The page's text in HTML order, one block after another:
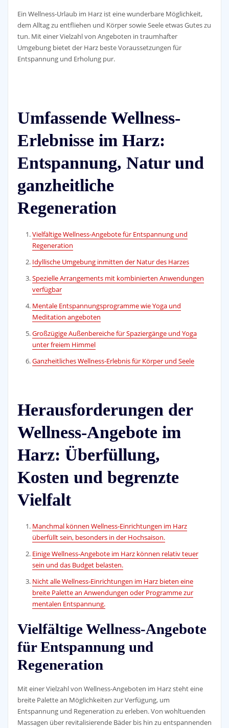
Ein Wellness-Urlaub im Harz ist eine wunderbare Möglichkeit,
dem Alltag zu entfliehen und Körper sowie Seele etwas Gutes zu
tun. Mit einer Vielzahl von Angeboten in traumhafter
Umgebung bietet der Harz beste Voraussetzungen für
Entspannung und Erholung pur.
Umfassende Wellness-
Erlebnisse im Harz:
Entspannung, Natur und
ganzheitliche
Regeneration
Vielfältige Wellness-Angebote für Entspannung und
Regeneration
Idyllische Umgebung inmitten der Natur des Harzes
Spezielle Arrangements mit kombinierten Anwendungen
verfügbar
Mentale Entspannungsprogramme wie Yoga und
Meditation angeboten
Großzügige Außenbereiche für Spaziergänge und Yoga
unter freiem Himmel
Ganzheitliches Wellness-Erlebnis für Körper und Seele
Herausforderungen der
Wellness-Angebote im
Harz: Überfüllung,
Kosten und begrenzte
Vielfalt
Manchmal können Wellness-Einrichtungen im Harz
überfüllt sein, besonders in der Hochsaison.
Einige Wellness-Angebote im Harz können relativ teuer
sein und das Budget belasten.
Nicht alle Wellness-Einrichtungen im Harz bieten eine
breite Palette an Anwendungen oder Programme zur
mentalen Entspannung.
Vielfältige Wellness-Angebote
für Entspannung und
Regeneration
Mit einer Vielzahl von Wellness-Angeboten im Harz steht eine
breite Palette an Möglichkeiten zur Verfügung, um
Entspannung und Regeneration zu erleben. Von wohltuenden
Massagen über revitalisierende Bäder bis hin zu entspannenden